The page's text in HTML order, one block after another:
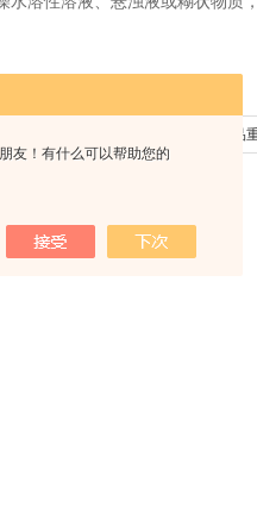
友！有什么可以帮助您的
冻干机冻干药品